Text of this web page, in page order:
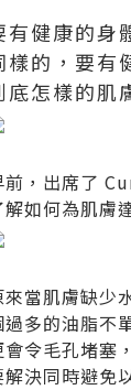
有健康的身
樣的，要有
底怎樣的肌
前，出席了
解如何為肌膚
來當肌膚缺少
過多的油脂不
會令毛孔堵塞
解決同時避免